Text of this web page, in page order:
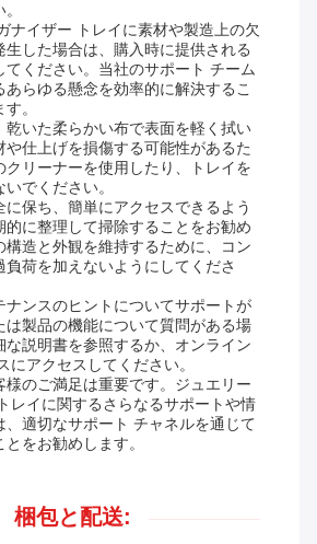
ナイザー トレイに素材や製造上の欠
生した場合は、購入時に提供される
てください。当社のサポート チーム
あらゆる懸念を効率的に解決するこ
。
乾いた柔らかい布で表面を軽く拭い
や仕上げを損傷する可能性があるた
クリーナーを使用したり、トレイを
でください。
に保ち、簡単にアクセスできるよう
的に整理して掃除することをお勧め
構造と外観を維持するために、コン
荷を加えないようにしてくださ
ナンスのヒントについてサポートが
は製品の機能について質問がある場
な説明書を参照するか、オンライン
にアクセスしてください。
様のご満足は重要です。ジュエリー
レイに関するさらなるサポートや情
、適切なサポート チャネルを通じて
をお勧めします。
梱包と配送: